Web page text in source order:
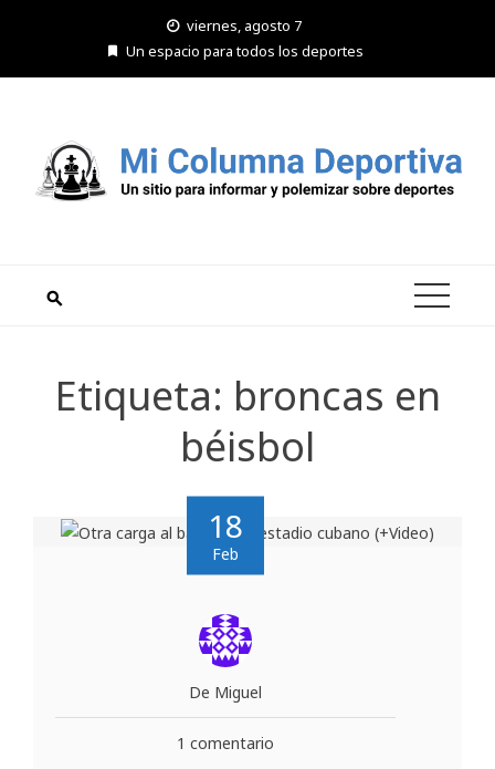
viernes, agosto 7
Un espacio para todos los deportes
Etiqueta: broncas en
béisbol
18
Feb
De Miguel
1 comentario